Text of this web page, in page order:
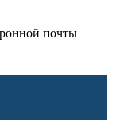
почты